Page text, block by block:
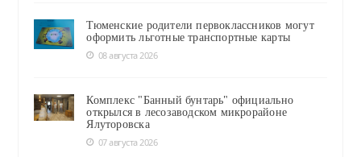
Тюменские родители первоклассников могут
оформить льготные транспортные карты
08 августа 2026
Комплекс "Банный бунтарь" официально
открылся в лесозаводском микрорайоне
Ялуторовска
07 августа 2026